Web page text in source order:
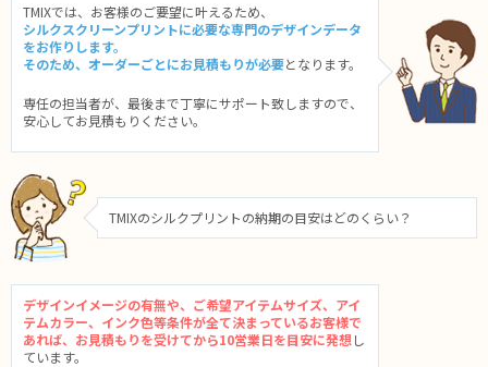
TMIXでは、お客様のご要望に叶えるため、
シルクスクリーンプリントに必要な専門のデザインデータ
をお作りします。
そのため、オーダーごとにお見積もりが必要となります。
専任の担当者が、最後まで丁寧にサポート致しますので、
安心してお見積もりください。
TMIXのシルクプリントの納期の目安はどのくらい？
デザインイメージの有無や、ご希望アイテムサイズ、アイ
テムカラー、インク色等条件が全て決まっているお客様で
あれば、お見積もりを受けてから10営業日を目安に発想 し
ています。